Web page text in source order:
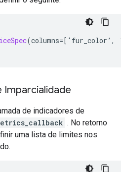
(columns=[‘ fur_color ’,
Imparcialidade
de indicadores de
. No retorno
uma lista de limites nos